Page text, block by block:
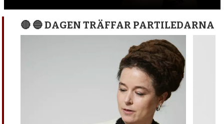
🔴 🔵 DAGEN TRÄFFAR PARTILEDARNA